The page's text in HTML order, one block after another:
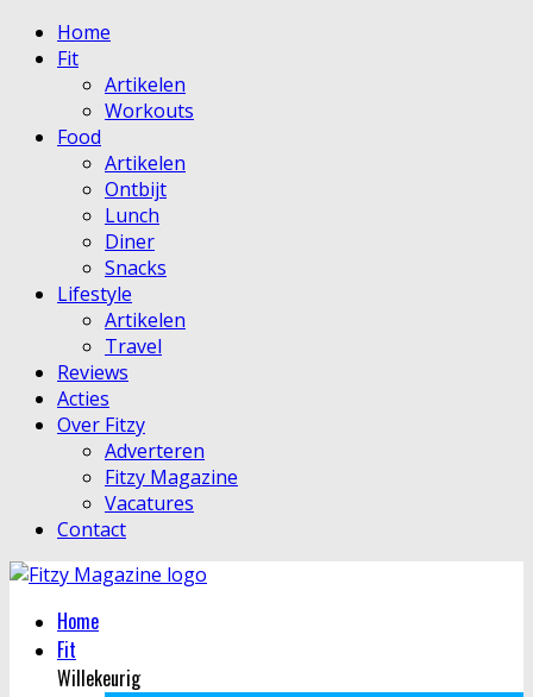
Home
Fit
Artikelen
Workouts
Food
Artikelen
Ontbijt
Lunch
Diner
Snacks
Lifestyle
Artikelen
Travel
Reviews
Acties
Over Fitzy
Adverteren
Fitzy Magazine
Vacatures
Contact
Home
Fit
Willekeurig